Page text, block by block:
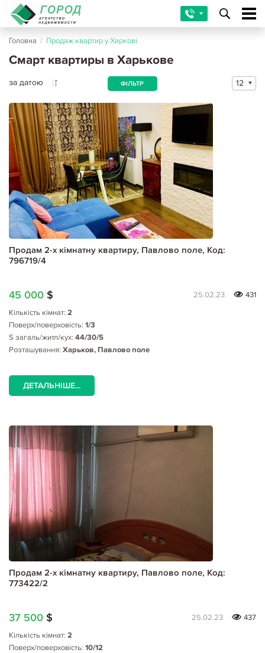
Головна / Продаж квартир у Харкові
Смарт квартиры в Харькове
за датою ФІЛЬТР 12
Продам 2-х кімнатну квартиру, Павлово поле, Код:
796719/4
45 000 $ 25.02.23
431
Кількість кімнат: 2
Поверх/поверховість: 1/3
S загаль/житл/кух: 44/30/5
Розташування: Харьков, Павлово поле
ДЕТАЛЬНІШЕ...
Продам 2-х кімнатну квартиру, Павлово поле, Код:
773422/2
37 500 $ 25.02.23
437
Кількість кімнат: 2
Поверх/поверховість: 10/12